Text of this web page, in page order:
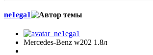
ne1ega1
Mercedes-Benz w202 1.8л